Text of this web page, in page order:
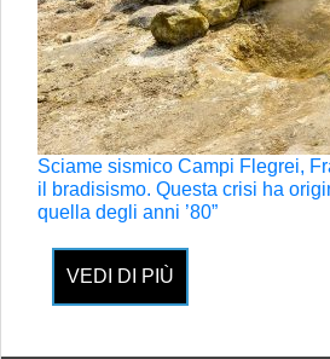
Sciame sismico Campi Flegrei,
il bradisismo. Questa crisi ha
quella degli anni ’80”
VEDI DI PIÙ